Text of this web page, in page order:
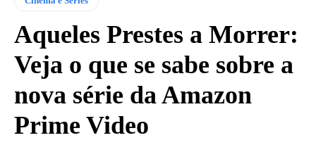
Aqueles Prestes a Morrer:
Veja o que se sabe sobre a
nova série da Amazon
Prime Video